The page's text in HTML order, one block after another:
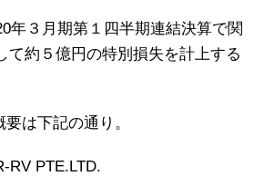
年３月期第１四半期連結決算で関
て約５億円の特別損失を計上する
は下記の通り。
RV PTE.LTD.